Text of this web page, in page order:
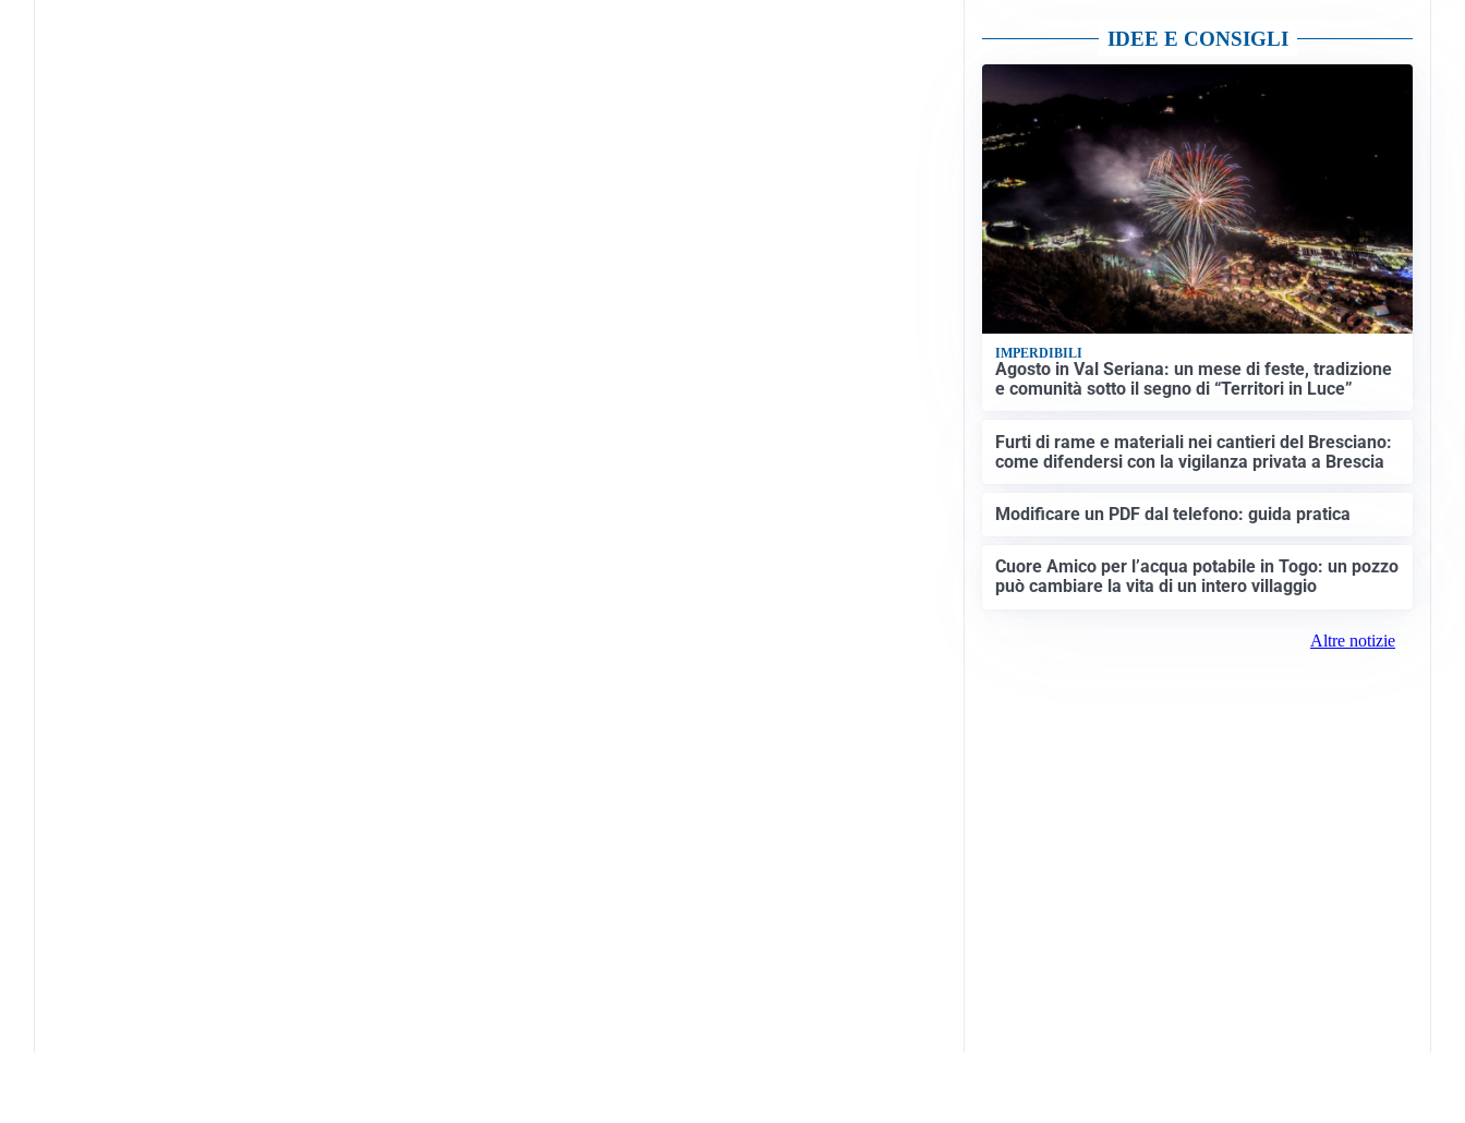
IDEE E CONSIGLI
IMPERDIBILI
Agosto in Val Seriana: un mese di feste, tradizione
e comunità sotto il segno di “Territori in Luce”
Furti di rame e materiali nei cantieri del Bresciano:
come difendersi con la vigilanza privata a Brescia
Modificare un PDF dal telefono: guida pratica
Cuore Amico per l’acqua potabile in Togo: un pozzo
può cambiare la vita di un intero villaggio
Altre notizie